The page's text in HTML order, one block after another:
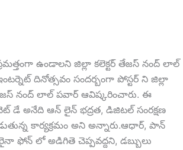
ఉండాలని జిల్లా కలెక్టర్ తేజస్ నంద్ లాల్
దినోత్సవం సందర్బంగా పోస్టర్ ని జిల్లా
నంద్ లాల్ పవార్ ఆవిష్కరించారు. ఈ
డే అనేది ఆన్ లైన్ భద్రత, డిజిటల్ సంరక్షణ
కార్యక్రమం అని అన్నారు.ఆధార్, పాన్
ఫోన్ లో అడిగితె చెప్పవద్దని, డబ్బులు